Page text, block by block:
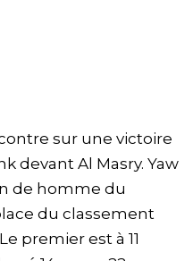
sur une victoire
devant Al Masry. Yaw
de homme du
du classement
premier est à 11